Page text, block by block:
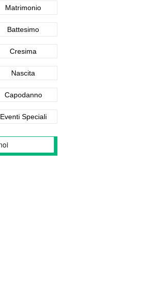
Matrimonio
Battesimo
Cresima
Nascita
Capodanno
Eventi Speciali